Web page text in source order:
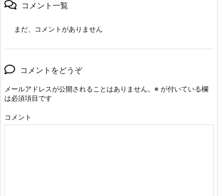
コメント一覧
まだ、コメントがありません
コメントをどうぞ
メールアドレスが公開されることはありません。 ※ が付いている欄
は必須項目です
コメント